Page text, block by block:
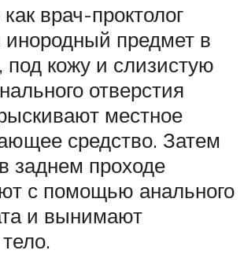
врач-проктолог
предмет в
под кожу и слизистую
отверстия
местное
средство. Затем
заднем проходе
с помощью анального
и вынимают